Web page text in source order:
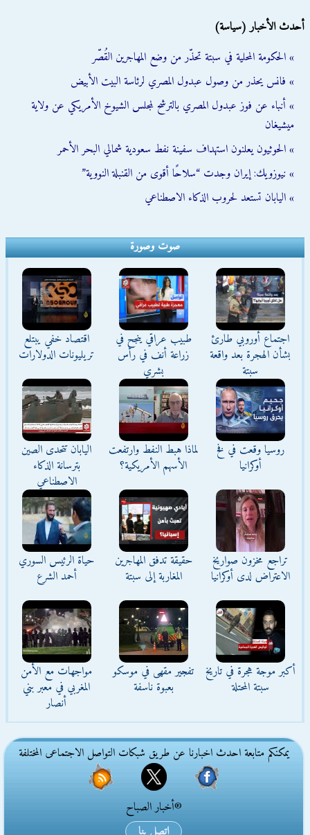
أحدث الأخبار (سياسة)
» الحكومة المحلية في سبتة تحذّر من وضع المهاجرين القُصّر
» فانس يحذر من وصول عبدول المصري لرئاسة البيت الأبيض
» أنباء عن فوز عبدول المصري بالترشح لمجلس الشيوخ الأمريكي عن ولاية
ميشيغان
» الحوثيون يعلنون استهداف سفينة نفط سعودية شمالي البحر الأحمر
» نيوزويك: إيران وجدت “سلاحًا أقوى من القنبلة النووية”
» اليابان تستعد لحروب الذكاء الاصطناعي
صوت وصورة
اجتماع أوروبي طارئ
بشأن الهجرة بعد واقعة
سبتة
طبيب عراقي ينجح في
زراعة أنف في رأس
بشري
اقتصاد خفي يبتلع
تريليونات الدولارات
روسيا وقعت في فخ
أوكرانيا
لماذا هبط النفط وارتفعت
الأسهم الأمريكية؟
اليابان تتحدى الصين
بترسانة الذكاء
الاصطناعي
تراجع مخزون صواريخ
الاعتراض لدى أوكرانيا
حقيقة تدفق المهاجرين
المغاربة إلى سبتة
حياة الرئيس السوري
أحمد الشرع
أكبر موجة هجرة في تاريخ
سبتة المحتلة
تفجير مقهى في موسكو
بعبوة ناسفة
مواجهات مع الأمن
المغربي في معبر بني
أنصار
يمكنكم متابعة احدث اخبارنا عن طريق شبكات التواصل الاجتماعى المختلفة
®أخبار الصباح